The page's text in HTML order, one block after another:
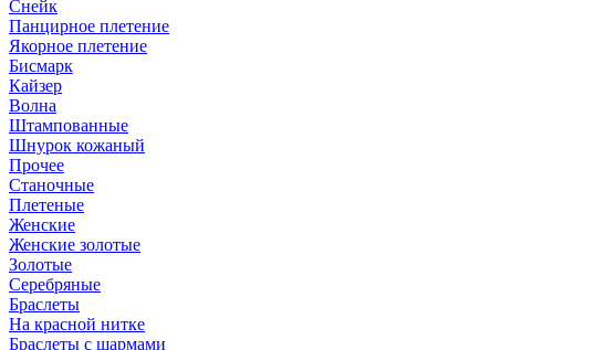
Снейк
Панцирное плетение
Якорное плетение
Бисмарк
Кайзер
Волна
Штампованные
Шнурок кожаный
Прочее
Станочные
Плетеные
Женские
Женские золотые
Золотые
Серебряные
Браслеты
На красной нитке
Браслеты с шармами